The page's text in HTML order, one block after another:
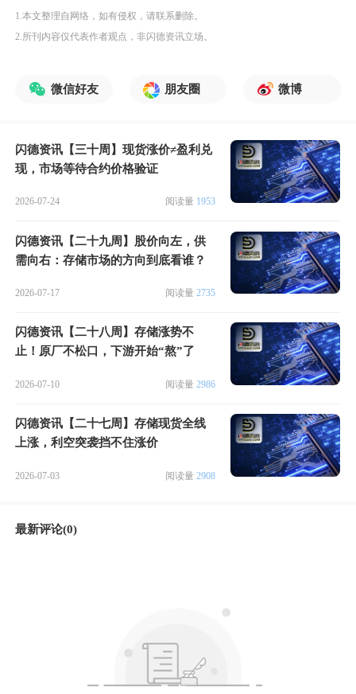
1.本文整理自网络，如有侵权，请联系删除。
2.所刊内容仅代表作者观点，非闪德资讯立场。
微信好友 朋友圈 微博
闪德资讯【三十周】现货涨价≠盈利兑
现，市场等待合约价格验证
2026-07-24 阅读量 1953
闪德资讯【二十九周】股价向左，供
需向右：存储市场的方向到底看谁？
2026-07-17 阅读量 2735
闪德资讯【二十八周】存储涨势不
止！原厂不松口，下游开始“熬”了
2026-07-10 阅读量 2986
闪德资讯【二十七周】存储现货全线
上涨，利空突袭挡不住涨价
2026-07-03 阅读量 2908
最新评论(0)